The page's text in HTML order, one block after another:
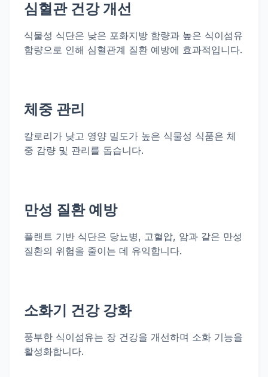
심혈관 건강 개선
식물성 식단은 낮은 포화지방 함량과 높은 식이섬유
함량으로 인해 심혈관계 질환 예방에 효과적입니다.
체중 관리
칼로리가 낮고 영양 밀도가 높은 식물성 식품은 체
중 감량 및 관리를 돕습니다.
만성 질환 예방
플랜트 기반 식단은 당뇨병, 고혈압, 암과 같은 만성
질환의 위험을 줄이는 데 유익합니다.
소화기 건강 강화
풍부한 식이섬유는 장 건강을 개선하며 소화 기능을
활성화합니다.